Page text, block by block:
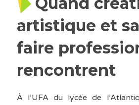
artistique et
faire
rencontrent
À l’UFA du lycée de